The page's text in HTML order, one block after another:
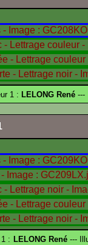
1 : LELONG René ---
: LELONG René---